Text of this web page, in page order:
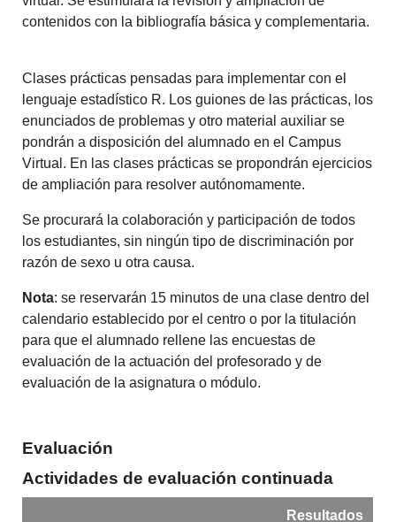
contenidos con la bibliografía básica y complementaria.
Clases prácticas pensadas para implementar con el
lenguaje estadístico R. Los guiones de las prácticas, los
enunciados de problemas y otro material auxiliar se
pondrán a disposición del alumnado en el Campus
Virtual. En las clases prácticas se propondrán ejercicios
de ampliación para resolver autónomamente.
Se procurará la colaboración y participación de todos
los estudiantes, sin ningún tipo de discriminación por
razón de sexo u otra causa.
Nota: se reservarán 15 minutos de una clase dentro del
calendario establecido por el centro o por la titulación
para que el alumnado rellene las encuestas de
evaluación de la actuación del profesorado y de
evaluación de la asignatura o módulo.
Evaluación
Actividades de evaluación continuada
Resultados